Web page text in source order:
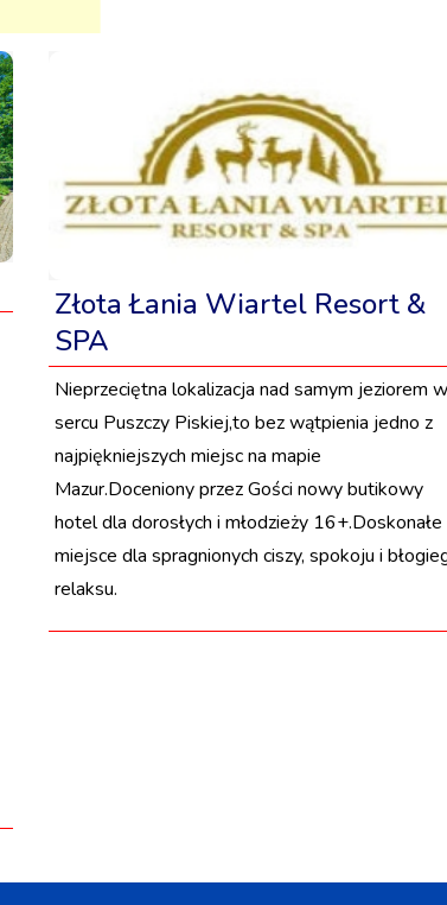
Złota Łania Wiartel Resort &
SPA
Nieprzeciętna lokalizacja nad samym jeziorem w
sercu Puszczy Piskiej,to bez wątpienia jedno z
najpiękniejszych miejsc na mapie
Mazur.Doceniony przez Gości nowy butikowy
hotel dla dorosłych i młodzieży 16+.Doskonałe
miejsce dla spragnionych ciszy, spokoju i
relaksu.